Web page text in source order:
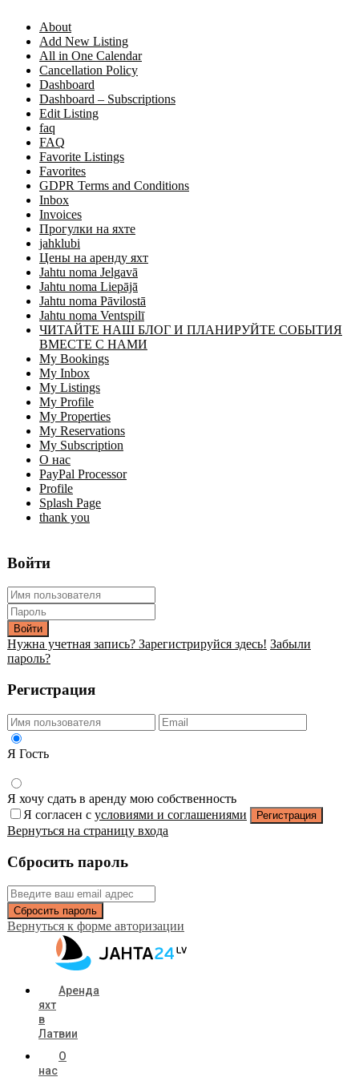
About
Add New Listing
All in One Calendar
Cancellation Policy
Dashboard
Dashboard – Subscriptions
Edit Listing
faq
FAQ
Favorite Listings
Favorites
GDPR Terms and Conditions
Inbox
Invoices
Прогулки на яхте
jahklubi
Цены на аренду яхт
Jahtu noma Jelgavā
Jahtu noma Liepājā
Jahtu noma Pāvilostā
Jahtu noma Ventspilī
ЧИТАЙТЕ НАШ БЛОГ И ПЛАНИРУЙТЕ СОБЫТИЯ
ВМЕСТЕ С НАМИ
My Bookings
My Inbox
My Listings
My Profile
My Properties
My Reservations
My Subscription
О нас
PayPal Processor
Profile
Splash Page
thank you
Войти
Войти
Нужна учетная запись? Зарегистрируйся здесь! Забыли
пароль?
Регистрация
Я Гость
Я хочу сдать в аренду мою собственность
Я согласен с условиями и соглашениями Регистрация
Вернуться на страницу входа
Сбросить пароль
Сбросить пароль
Вернуться к форме авторизации
Аренда
яхт
в
Латвии
О
нас